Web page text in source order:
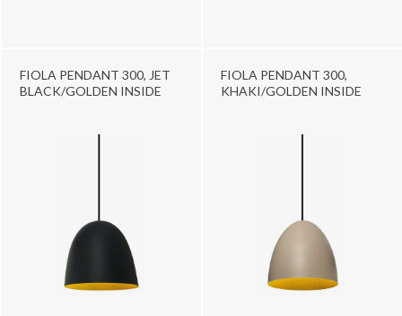
FIOLA PENDANT 300, JET
BLACK/GOLDEN INSIDE
FIOLA PENDANT 300,
KHAKI/GOLDEN INSIDE